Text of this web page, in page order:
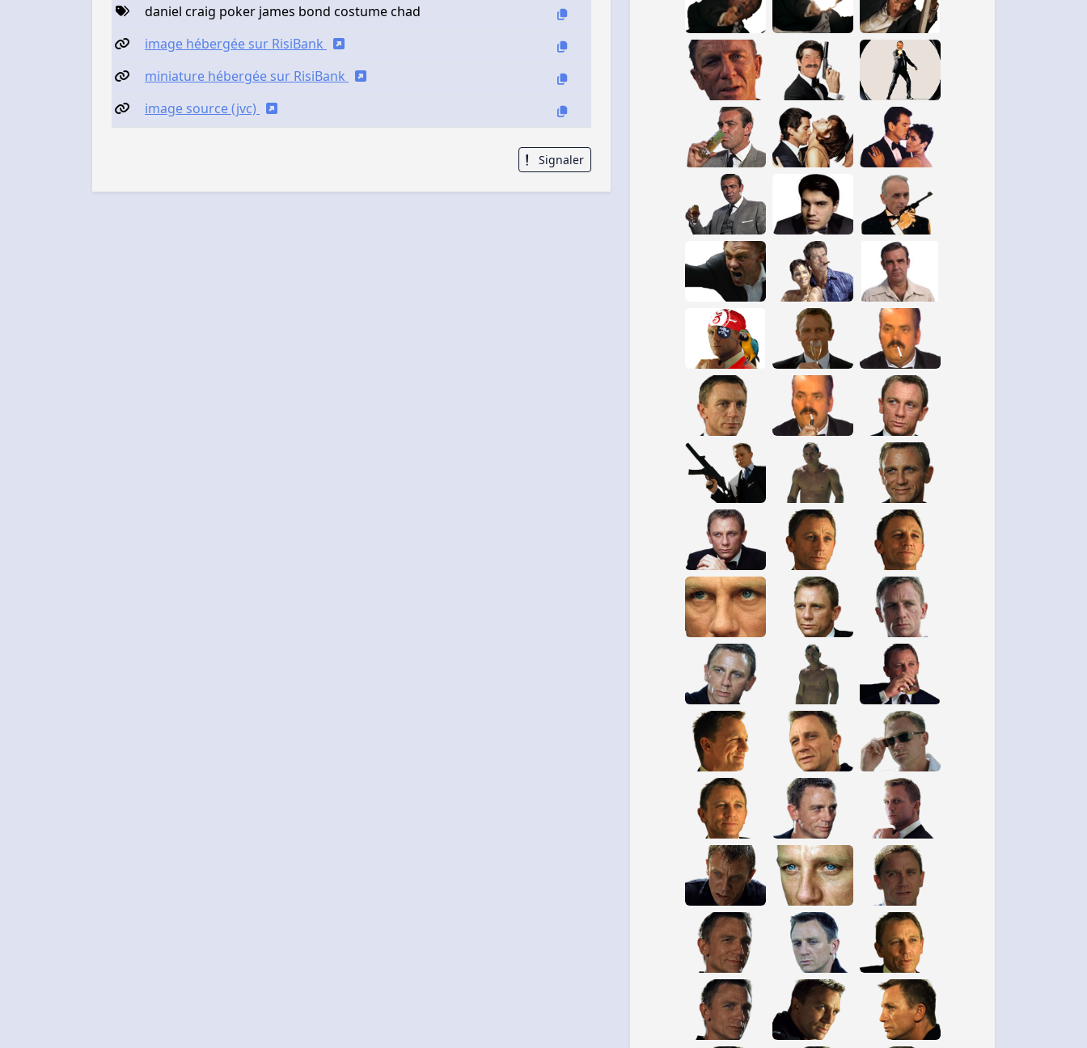
daniel craig poker james bond costume chad
image hébergée sur RisiBank
miniature hébergée sur RisiBank
image source (jvc)
Signaler